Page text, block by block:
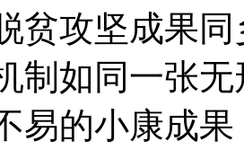
贫攻坚成果
制如同一张
易的小康成